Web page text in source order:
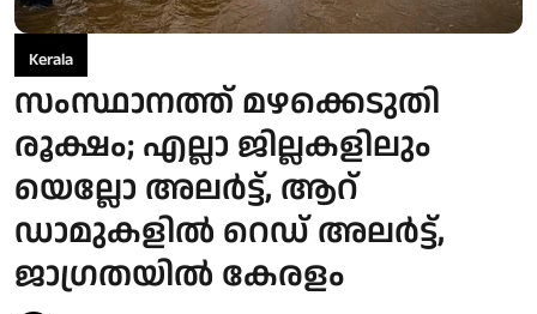
Kerala
സംസ്ഥാനത്ത് മഴക്കെടുതി
രൂക്ഷം; എല്ലാ ജില്ലകളിലും
യെല്ലോ അലര്‍ട്ട്, ആറ്
ഡാമുകളില്‍ റെഡ് അലര്‍ട്ട്,
ജാഗ്രതയില്‍ കേരളം